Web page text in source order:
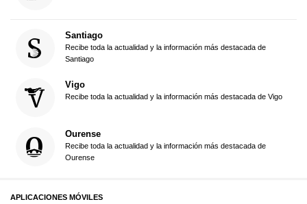
Santiago
Recibe toda la actualidad y la información más destacada de
Santiago
Vigo
Recibe toda la actualidad y la información más destacada de Vigo
Ourense
Recibe toda la actualidad y la información más destacada de
Ourense
APLICACIONES MÓVILES